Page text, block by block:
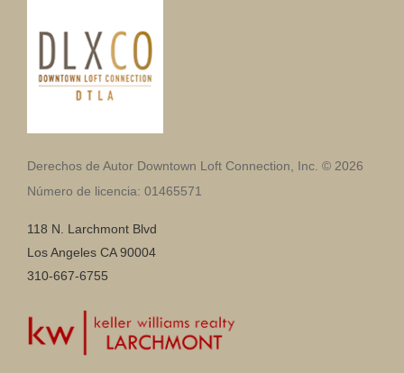
Derechos de Autor Downtown Loft Connection, Inc. © 2026
Número de licencia: 01465571
118 N. Larchmont Blvd
Los Angeles CA 90004
310-667-6755